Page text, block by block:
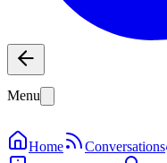
Menu
Home Conversations